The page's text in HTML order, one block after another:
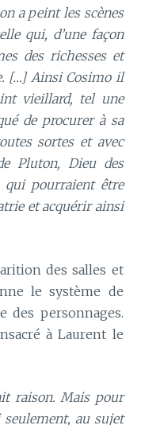
a peint les scènes
qui, d’une façon
des richesses et
[…] Ainsi Cosimo il
vieillard, tel une
de procurer à sa
sortes et avec
Pluton, Dieu des
qui pourraient être
et acquérir ainsi
des salles et
le système de
des personnages.
à Laurent le
raison. Mais pour
au sujet